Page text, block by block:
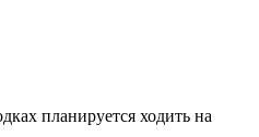
планируется ходить на